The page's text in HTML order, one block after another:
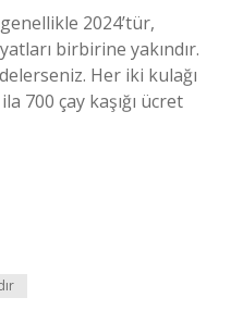
2024’tür,
birbirine yakındır.
Her iki kulağı
700 çay kaşığı ücret